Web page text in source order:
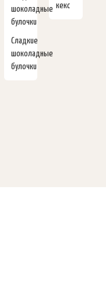
Сладкие
шоколадные
булочки
кекс